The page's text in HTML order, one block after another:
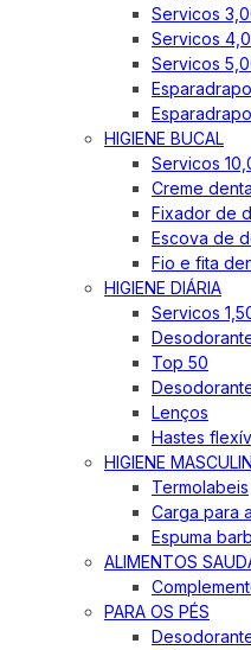
Servicos
Servicos
Servicos
HIGIENE BUCAL
Servicos
Creme
Fixador de
Escova de
Fio e fita
HIGIENE DIÁRIA
Servicos
Top 50
Lenços
Hastes
HIGIENE
Termolabeis
Carga para
Espuma
ALIMENTOS
PARA OS PÉS